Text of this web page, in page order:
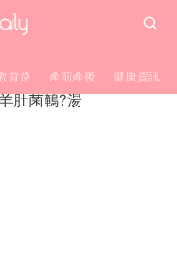
育路 產前產後 健康資訊